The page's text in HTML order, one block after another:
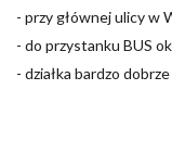
- przy głównej ulicy w
- do przystanku BUS
- działka bardzo